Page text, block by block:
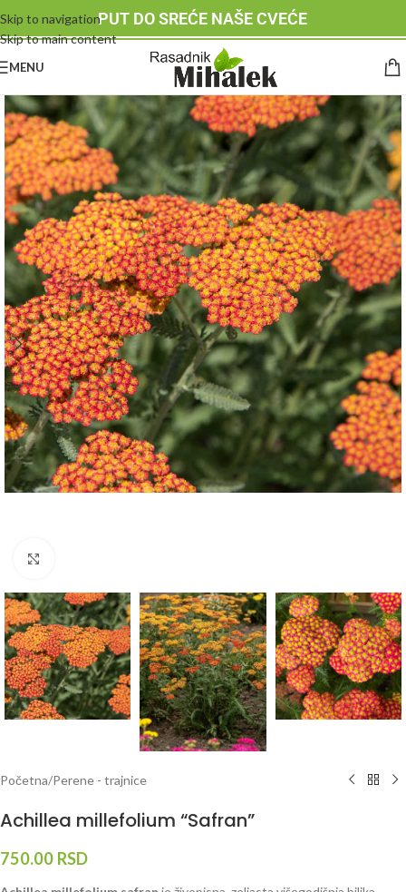
Skip to navigation
Skip to main content
PUT DO SREĆE NAŠE CVEĆE
MENU
Početna/Perene - trajnice
Achillea millefolium “Safran”
750.00 RSD